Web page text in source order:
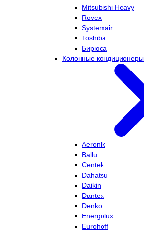
Mitsubishi Heavy
Rovex
Systemair
Toshiba
Бирюса
Колонные кондиционеры
Aeronik
Ballu
Centek
Dahatsu
Daikin
Dantex
Denko
Energolux
Eurohoff